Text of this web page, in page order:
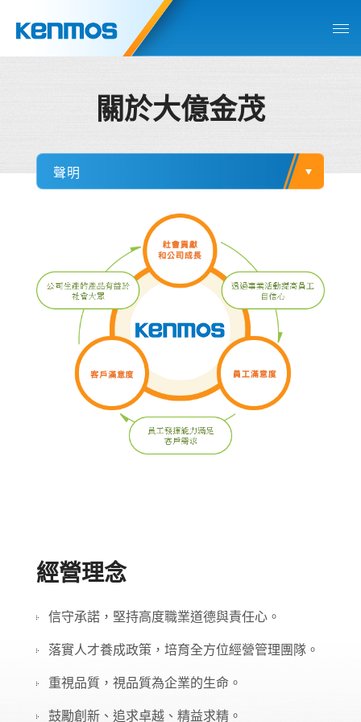
關於大億金茂
經營理念
信守承諾，堅持高度職業道德與責任心。
落實人才養成政策，培育全方位經營管理團隊。
重視品質，視品質為企業的生命。
鼓勵創新、追求卓越、精益求精。